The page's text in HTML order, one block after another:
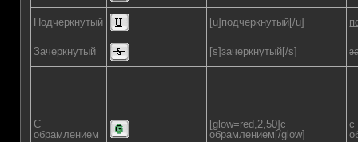
Подчеркнутый [u]подчеркнутый[/u]
Зачеркнутый [s]зачеркнутый[/s]
С
обрамлением
[glow=red,2,50]с
обрамлением[/glow]
с